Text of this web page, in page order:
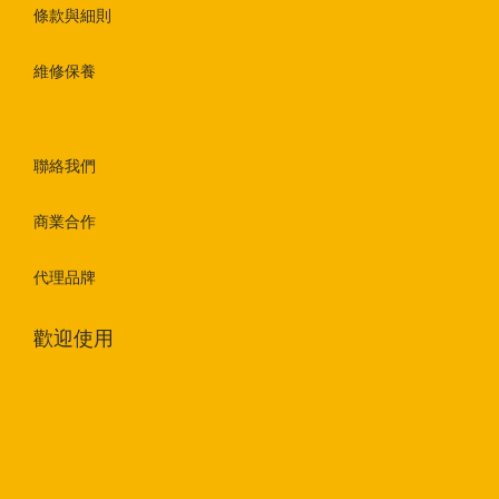
條款與細則
維修保養
聯絡我們
商業合作
代理品牌
歡迎使用